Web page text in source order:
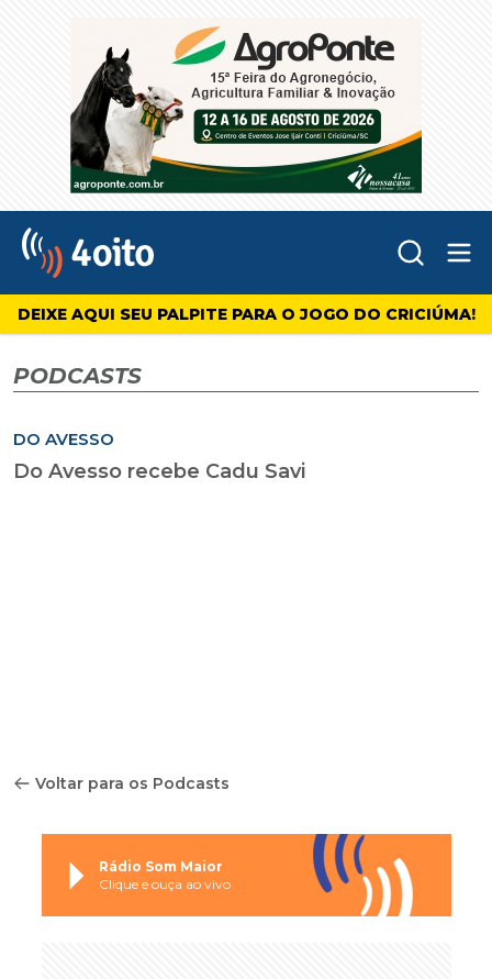
4oito
DEIXE AQUI SEU PALPITE PARA O JOGO DO CRICIÚMA!
PODCASTS
DO AVESSO
Do Avesso recebe Cadu Savi
Voltar para os Podcasts
Rádio Som Maior
Clique e ouça ao vivo